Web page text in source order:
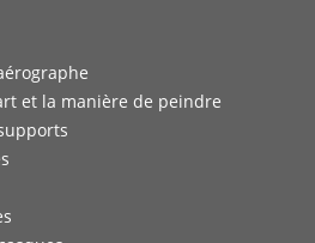
et la manière de peindre